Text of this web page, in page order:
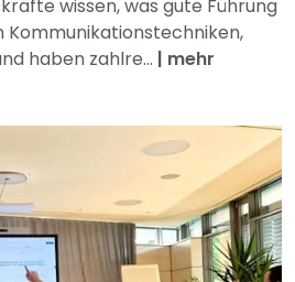
wissen, was gute Führung
Kommunikationstechniken,
haben zahlre... | mehr